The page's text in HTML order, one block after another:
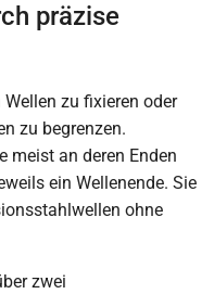
präzise
zu fixieren oder
zu begrenzen.
meist an deren Enden
ein Wellenende. Sie
ohne
zwei